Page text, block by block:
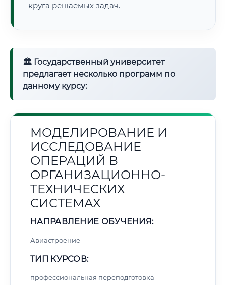
круга решаемых задач.
🏛 Государственный университет
предлагает несколько программ по
данному курсу:
МОДЕЛИРОВАНИЕ И
ИССЛЕДОВАНИЕ
ОПЕРАЦИЙ В
ОРГАНИЗАЦИОННО-
ТЕХНИЧЕСКИХ
СИСТЕМАХ
НАПРАВЛЕНИЕ ОБУЧЕНИЯ:
Авиастроение
ТИП КУРСОВ:
профессиональная переподготовка